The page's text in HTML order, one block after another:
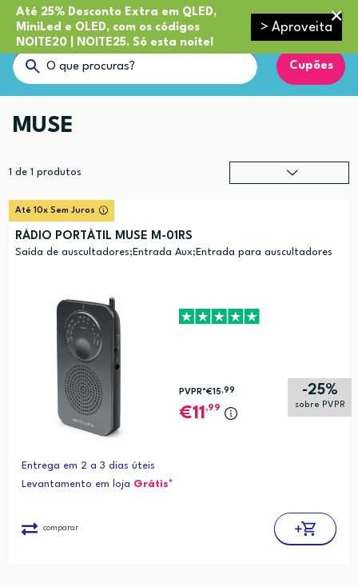
Até 25% Desconto Extra em QLED,
MiniLed e OLED, com os códigos
NOITE20 | NOITE25. Só esta noite!
> Aproveita
Cupões
MUSE
1 de 1 produtos
Preço (mais baixo)
Até 10x Sem Juros
RÁDIO PORTÁTIL MUSE M-01RS
Saída de auscultadores;Entrada Aux;Entrada para auscultadores
-25%
sobre PVPR
PVPR*€15,99
11 ,99
Entrega em 2 a 3 dias úteis
Levantamento em loja Grátis*
comparar